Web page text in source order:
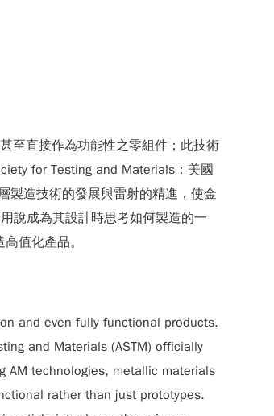
至直接作為功能性之零組件；此技術
for Testing and Materials：美國
製造技術的發展與雷射的精進，使金
說成為其設計時思考如何製造的一
值化產品。
and even fully functional products.
and Materials (ASTM) officially
AM technologies, metallic materials
rather than just prototypes.